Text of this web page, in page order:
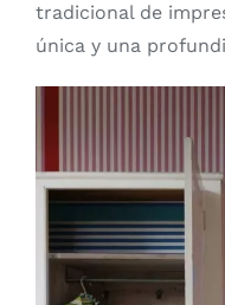
tradicional de
única y una